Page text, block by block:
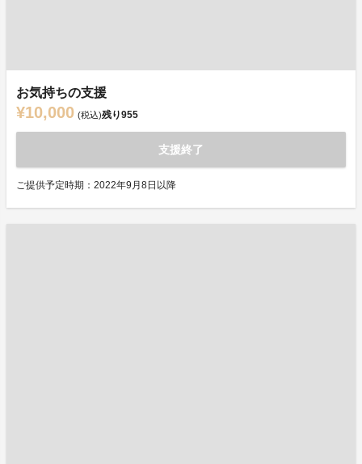
お気持ちの支援
¥10,000 (税込)残り955
支援終了
ご提供予定時期：2022年9月8日以降